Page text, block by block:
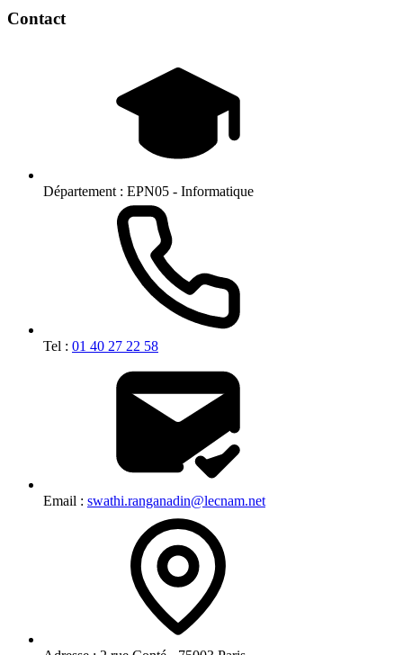
Contact
Département : EPN05 - Informatique
Tel : 01 40 27 22 58
Email : swathi.ranganadin@lecnam.net